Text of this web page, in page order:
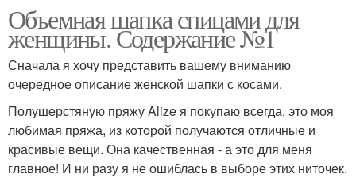
Объемная шапка спицами для
женщины. Содержание №1
Сначала я хочу представить вашему вниманию
очередное описание женской шапки с косами.
Полушерстяную пряжу Alize я покупаю всегда, это моя
любимая пряжа, из которой получаются отличные и
красивые вещи. Она качественная - а это для меня
главное! И ни разу я не ошиблась в выборе этих ниточек.